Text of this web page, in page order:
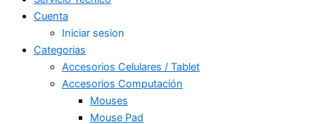
Cuenta
Iniciar sesion
Categorias
Accesorios Celulares / Tablet
Accesorios Computación
Mouses
Mouse Pad